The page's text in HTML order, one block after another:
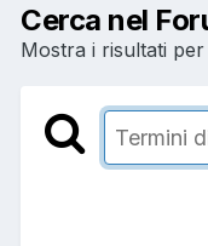
Cerca nel
Mostra i risultati